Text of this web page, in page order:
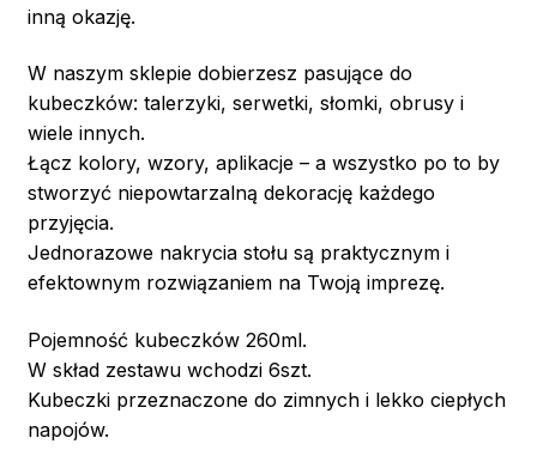
inną okazję.
W naszym sklepie dobierzesz pasujące do
kubeczków: talerzyki, serwetki, słomki, obrusy i
wiele innych.
Łącz kolory, wzory, aplikacje – a wszystko po to by
stworzyć niepowtarzalną dekorację każdego
przyjęcia.
Jednorazowe nakrycia stołu są praktycznym i
efektownym rozwiązaniem na Twoją imprezę.
Pojemność kubeczków 260ml.
W skład zestawu wchodzi 6szt.
Kubeczki przeznaczone do zimnych i lekko ciepłych
napojów.